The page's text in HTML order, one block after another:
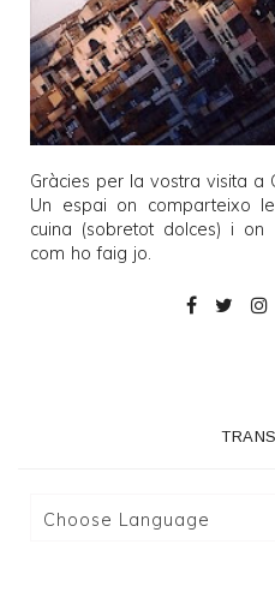
Gràcies per la vostra visita a
Un espai on comparteixo
cuina (sobretot dolces) i
com ho faig jo.